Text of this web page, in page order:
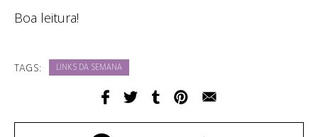
Boa leitura!
TAGS: LINKS DA SEMANA